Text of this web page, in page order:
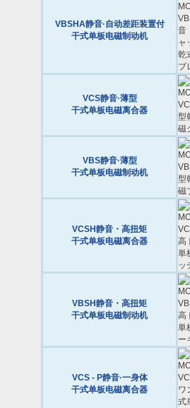
VBSHA静音·自动差距装置付
干式单板电磁制动机
VCS静音·薄型
干式单板电磁离合器
VBS静音·薄型
干式单板电磁制动机
VCSH静音・高扭矩
干式单板电磁离合器
VBSH静音・高扭矩
干式单板电磁制动机
VCS - P静音·一身体
干式单板电磁离合器